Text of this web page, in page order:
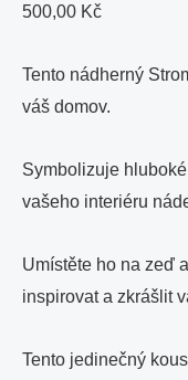
500,00 Kč
Tento nádherný
váš domov.
Symbolizuje
vašeho interiéru
Umístěte ho na zeď
inspirovat a zkrášlit
Tento jedinečný